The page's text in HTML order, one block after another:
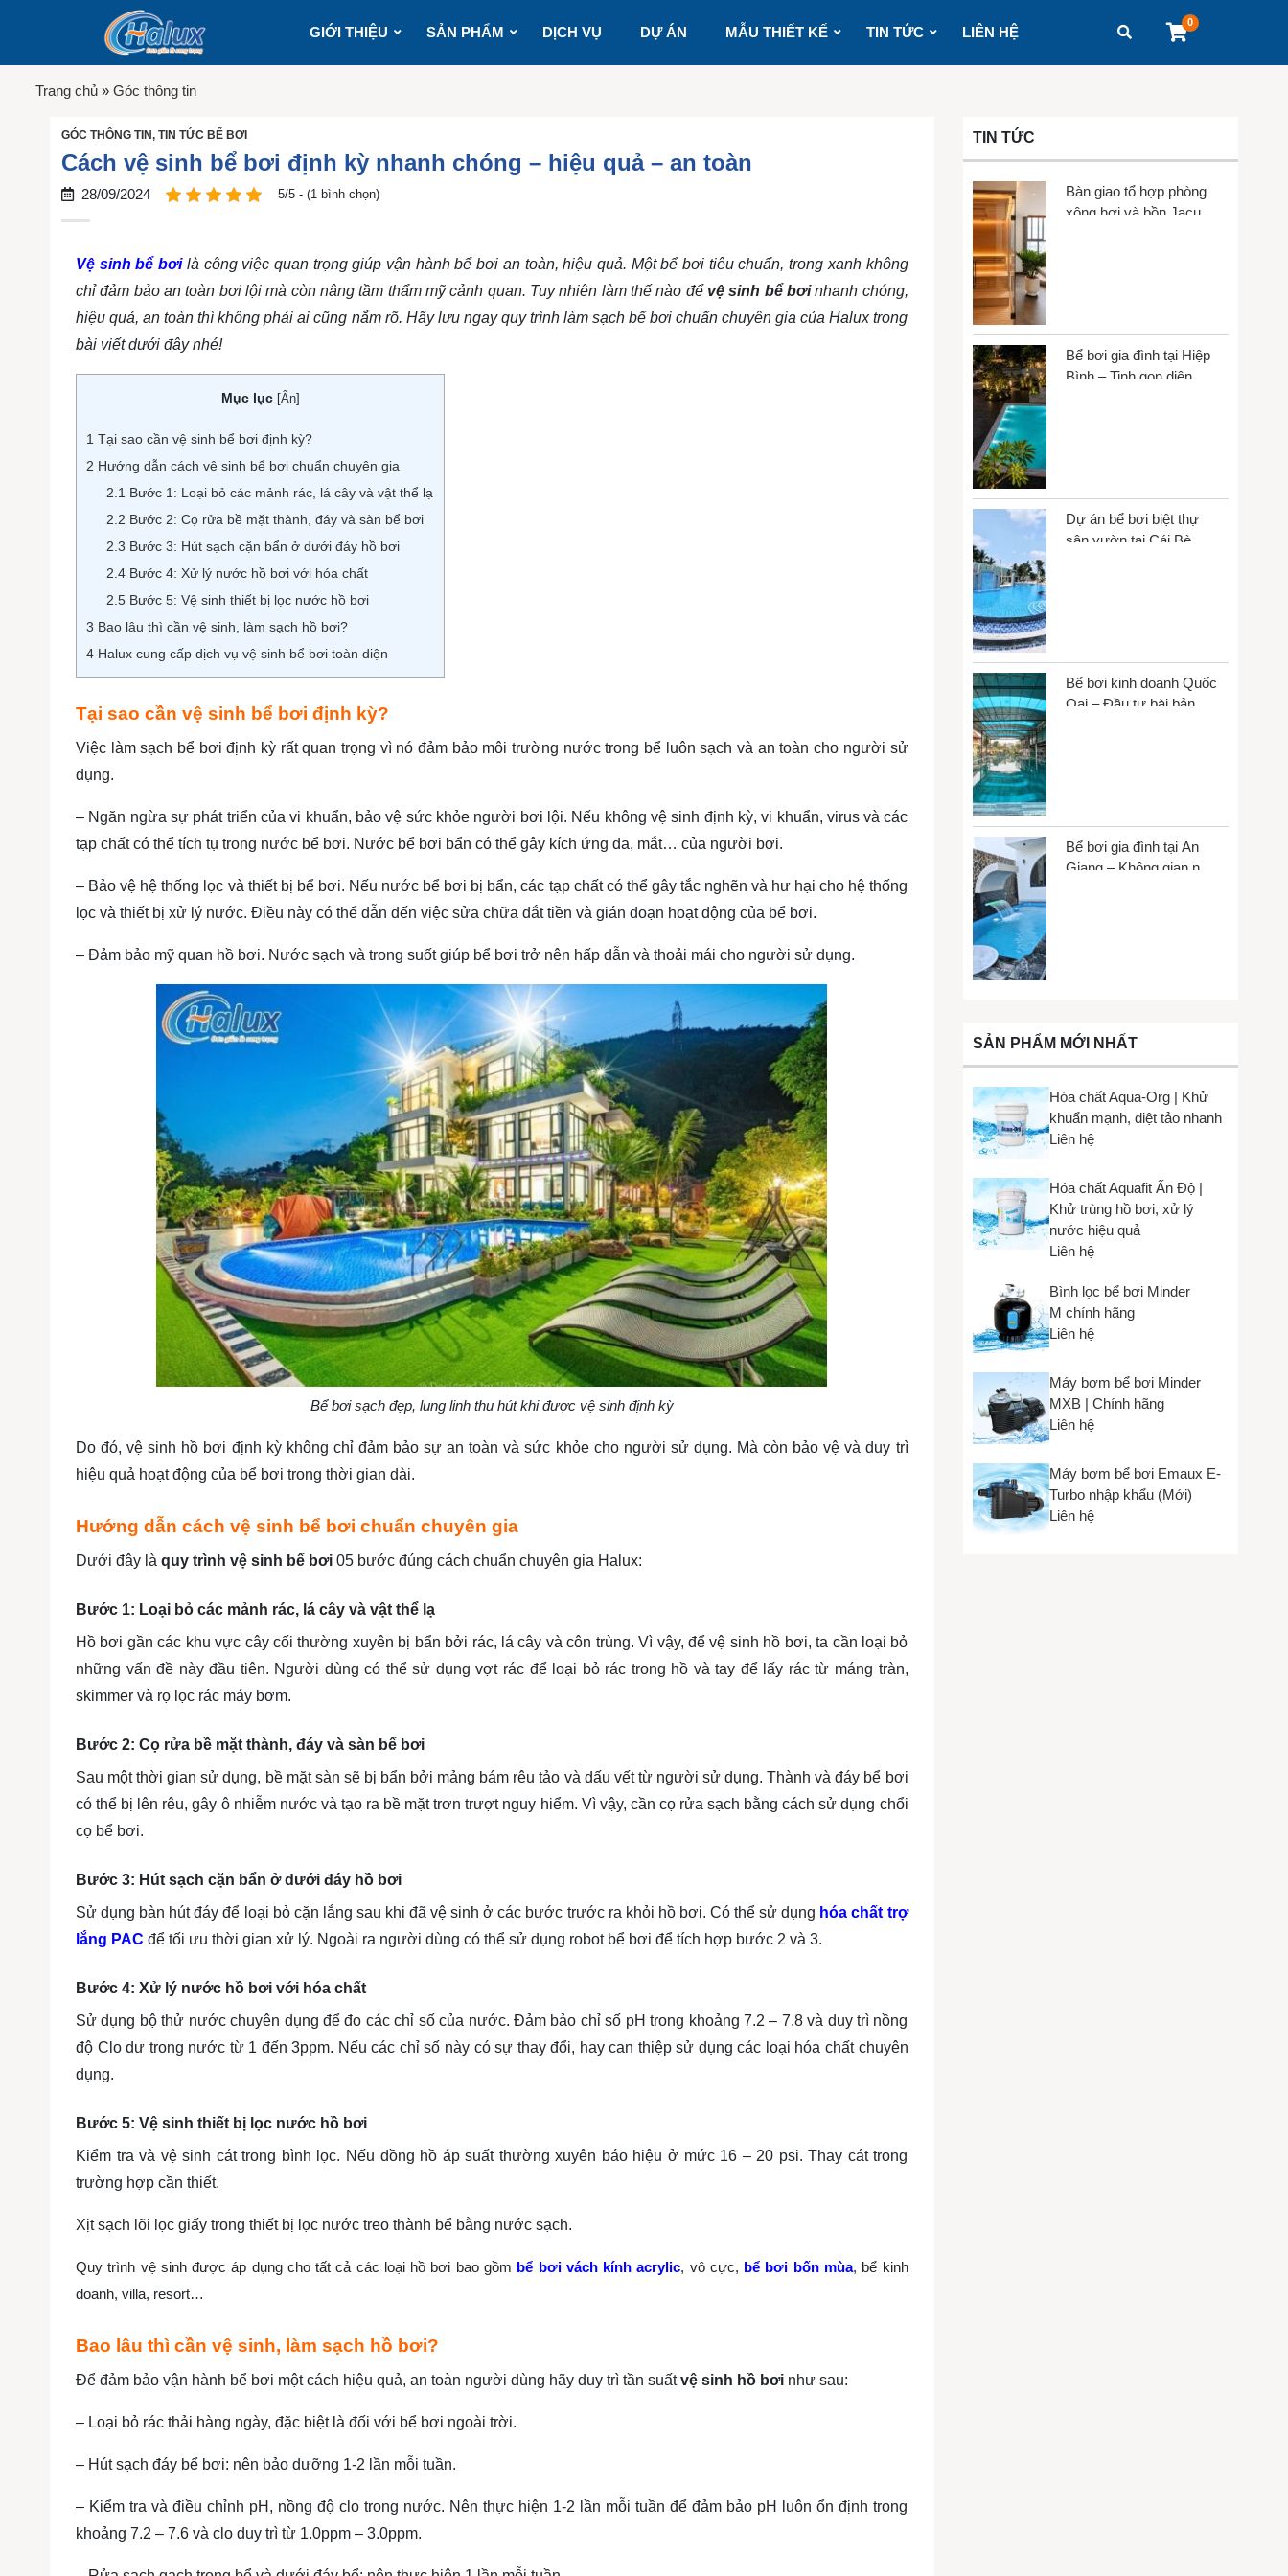
GIỚI THIỆU SẢN PHẨM DỊCH VỤ DỰ ÁN MẪU THIẾT KẾ TIN TỨC LIÊN HỆ
0
Trang chủ » Góc thông tin
GÓC THÔNG TIN, TIN TỨC BỂ BƠI
Cách vệ sinh bể bơi định kỳ nhanh chóng – hiệu quả – an toàn
28/09/2024 5/5 - (1 bình chọn)
Vệ sinh bể bơi là công việc quan trọng giúp vận hành bể bơi an toàn, hiệu quả. Một bể bơi tiêu chuẩn, trong xanh không
chỉ đảm bảo an toàn bơi lội mà còn nâng tầm thẩm mỹ cảnh quan. Tuy nhiên làm thế nào để vệ sinh bể bơinhanh chóng,
hiệu quả, an toàn thì không phải ai cũng nắm rõ. Hãy lưu ngay quy trình làm sạch bể bơi chuẩn chuyên gia của Halux trong
bài viết dưới đây nhé!
Mục lục [Ẩn]
1 Tại sao cần vệ sinh bể bơi định kỳ?
2 Hướng dẫn cách vệ sinh bể bơi chuẩn chuyên gia
2.1 Bước 1: Loại bỏ các mảnh rác, lá cây và vật thể lạ
2.2 Bước 2: Cọ rửa bề mặt thành, đáy và sàn bể bơi
2.3 Bước 3: Hút sạch cặn bẩn ở dưới đáy hồ bơi
2.4 Bước 4: Xử lý nước hồ bơi với hóa chất
2.5 Bước 5: Vệ sinh thiết bị lọc nước hồ bơi
3 Bao lâu thì cần vệ sinh, làm sạch hồ bơi?
4 Halux cung cấp dịch vụ vệ sinh bể bơi toàn diện
Tại sao cần vệ sinh bể bơi định kỳ?
Việc làm sạch bể bơi định kỳ rất quan trọng vì nó đảm bảo môi trường nước trong bể luôn sạch và an toàn cho người sử
dụng.
– Ngăn ngừa sự phát triển của vi khuẩn, bảo vệ sức khỏe người bơi lội. Nếu không vệ sinh định kỳ, vi khuẩn, virus và các
tạp chất có thể tích tụ trong nước bể bơi. Nước bể bơi bẩn có thể gây kích ứng da, mắt… của người bơi.
– Bảo vệ hệ thống lọc và thiết bị bể bơi. Nếu nước bể bơi bị bẩn, các tạp chất có thể gây tắc nghẽn và hư hại cho hệ thống
lọc và thiết bị xử lý nước. Điều này có thể dẫn đến việc sửa chữa đắt tiền và gián đoạn hoạt động của bể bơi.
– Đảm bảo mỹ quan hồ bơi. Nước sạch và trong suốt giúp bể bơi trở nên hấp dẫn và thoải mái cho người sử dụng.
Bể bơi sạch đẹp, lung linh thu hút khi được vệ sinh định kỳ
Do đó, vệ sinh hồ bơi định kỳ không chỉ đảm bảo sự an toàn và sức khỏe cho người sử dụng. Mà còn bảo vệ và duy trì
hiệu quả hoạt động của bể bơi trong thời gian dài.
Hướng dẫn cách vệ sinh bể bơi chuẩn chuyên gia
Dưới đây là quy trình vệ sinh bể bơi 05 bước đúng cách chuẩn chuyên gia Halux:
Bước 1: Loại bỏ các mảnh rác, lá cây và vật thể lạ
Hồ bơi gần các khu vực cây cối thường xuyên bị bẩn bởi rác, lá cây và côn trùng. Vì vậy, để vệ sinh hồ bơi, ta cần loại bỏ
những vấn đề này đầu tiên. Người dùng có thể sử dụng vợt rác để loại bỏ rác trong hồ và tay để lấy rác từ máng tràn,
skimmer và rọ lọc rác máy bơm.
Bước 2: Cọ rửa bề mặt thành, đáy và sàn bể bơi
Sau một thời gian sử dụng, bề mặt sàn sẽ bị bẩn bởi mảng bám rêu tảo và dấu vết từ người sử dụng. Thành và đáy bể bơi
có thể bị lên rêu, gây ô nhiễm nước và tạo ra bề mặt trơn trượt nguy hiểm. Vì vậy, cần cọ rửa sạch bằng cách sử dụng chổi
cọ bể bơi.
Bước 3: Hút sạch cặn bẩn ở dưới đáy hồ bơi
Sử dụng bàn hút đáy để loại bỏ cặn lắng sau khi đã vệ sinh ở các bước trước ra khỏi hồ bơi. Có thể sử dụng hóa chất trợ
lắng PAC để tối ưu thời gian xử lý. Ngoài ra người dùng có thể sử dụng robot bể bơi để tích hợp bước 2 và 3.
Bước 4: Xử lý nước hồ bơi với hóa chất
Sử dụng bộ thử nước chuyên dụng để đo các chỉ số của nước. Đảm bảo chỉ số pH trong khoảng 7.2 – 7.8 và duy trì nồng
độ Clo dư trong nước từ 1 đến 3ppm. Nếu các chỉ số này có sự thay đổi, hay can thiệp sử dụng các loại hóa chất chuyên
dụng.
Bước 5: Vệ sinh thiết bị lọc nước hồ bơi
Kiểm tra và vệ sinh cát trong bình lọc. Nếu đồng hồ áp suất thường xuyên báo hiệu ở mức 16 – 20 psi. Thay cát trong
trường hợp cần thiết.
Xịt sạch lõi lọc giấy trong thiết bị lọc nước treo thành bể bằng nước sạch.
Quy trình vệ sinh được áp dụng cho tất cả các loại hồ bơi bao gồm bể bơi vách kính acrylic, vô cực, bể bơi bốn mùa, bể kinh
doanh, villa, resort…
Bao lâu thì cần vệ sinh, làm sạch hồ bơi?
Để đảm bảo vận hành bể bơi một cách hiệu quả, an toàn người dùng hãy duy trì tần suấtvệ sinh hồ bơi như sau:
– Loại bỏ rác thải hàng ngày, đặc biệt là đối với bể bơi ngoài trời.
– Hút sạch đáy bể bơi: nên bảo dưỡng 1-2 lần mỗi tuần.
– Kiểm tra và điều chỉnh pH, nồng độ clo trong nước. Nên thực hiện 1-2 lần mỗi tuần để đảm bảo pH luôn ổn định trong
khoảng 7.2 – 7.6 và clo duy trì từ 1.0ppm – 3.0ppm.
TIN TỨC
Bàn giao tổ hợp phòng
xông hơi và bồn Jacuzzi
Bể bơi gia đình tại Hiệp
Bình – Tinh gọn diện
Dự án bể bơi biệt thự
sân vườn tại Cái Bè,
Bể bơi kinh doanh Quốc
Oai – Đầu tư bài bản,
Bể bơi gia đình tại An
Giang – Không gian nhỏ,
SẢN PHẨM MỚI NHẤT
Hóa chất Aqua-Org | Khử
khuẩn mạnh, diệt tảo nhanh
Liên hệ
Hóa chất Aquafit Ấn Độ |
Khử trùng hồ bơi, xử lý
nước hiệu quả
Liên hệ
Bình lọc bể bơi Minder
M chính hãng
Liên hệ
Máy bơm bể bơi Minder
MXB | Chính hãng
Liên hệ
Máy bơm bể bơi Emaux E-
Turbo nhập khẩu (Mới)
Liên hệ